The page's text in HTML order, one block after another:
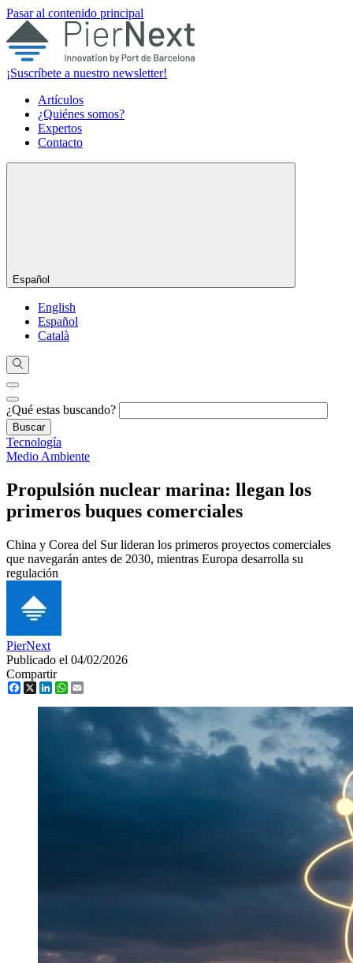
Pasar al contenido principal
¡Suscríbete a nuestro newsletter!
Artículos
¿Quiénes somos?
Expertos
Contacto
Español
English
Español
Català
¿Qué estas buscando?
Tecnología
Medio Ambiente
Propulsión nuclear marina: llegan los
primeros buques comerciales
China y Corea del Sur lideran los primeros proyectos comerciales
que navegarán antes de 2030, mientras Europa desarrolla su
regulación
PierNext
Publicado el 04/02/2026
Compartir
Facebook
X LinkedInWhatsApp